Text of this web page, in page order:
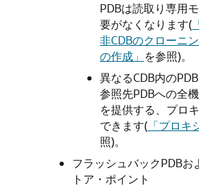
PDBは読取り専用
要がなくなります(
非CDBのクローニ
の作成」 を参照)。
異なるCDB内のPDB
参照先PDBへの全
を提供する、プロ
できます( 「プロキ
照)。
フラッシュバックPDBお
トア・ポイント